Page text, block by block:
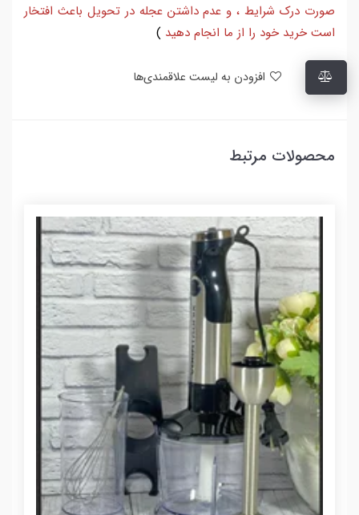
صورت درک شرایط ، و عدم داشتن عجله در تحویل باعث افتخار
است خرید خود را از ما انجام دهید )
محصولات مرتبط